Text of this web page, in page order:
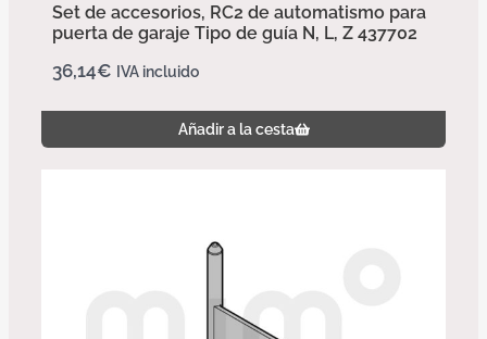
Set de accesorios, RC2 de automatismo para
puerta de garaje Tipo de guía N, L, Z 437702
36,14€ IVA incluido
Añadir a la cesta